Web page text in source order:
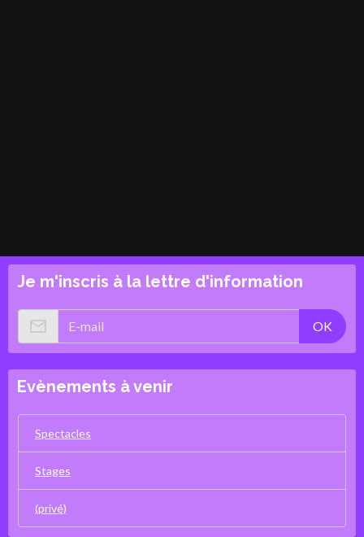
Je m'inscris à la lettre d'information
OK
Evènements à venir
Spectacles
Stages
(privé)